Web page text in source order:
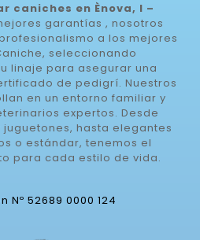
caniches en Ènova, l –
garantías , nosotros
a los mejores
seleccionando
linaje para asegurar una
de pedigrí. Nuestros
en un entorno familiar y
expertos. Desde
hasta elegantes
o estándar, tenemos el
para cada estilo de vida.
52689 0000 124